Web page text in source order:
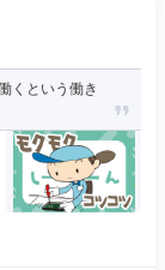
くという働き